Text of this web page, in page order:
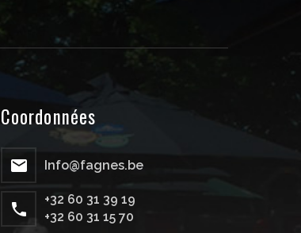
Coordonnées
Info@fagnes.be
+32 60 31 39 19
+32 60 31 15 70